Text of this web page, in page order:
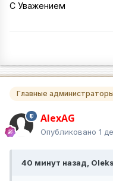
С Уважением
Главные администраторы
AlexAG
Опубликовано 1
40 минут назад,